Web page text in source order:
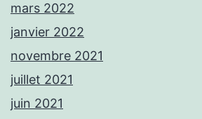
mars 2022
janvier 2022
novembre 2021
juillet 2021
juin 2021